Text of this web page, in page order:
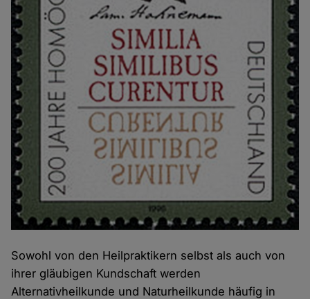
Sowohl von den Heilpraktikern selbst als auch von
ihrer gläubigen Kundschaft werden
Alternativheilkunde und Naturheilkunde häufig in